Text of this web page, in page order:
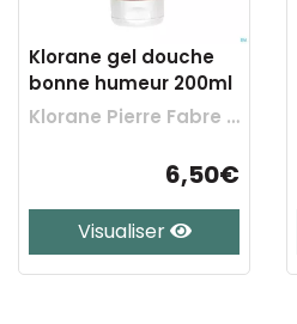
Klorane gel douche
bonne humeur 200ml
Klorane Pierre Fabre Benelux
6,50€
Visualiser